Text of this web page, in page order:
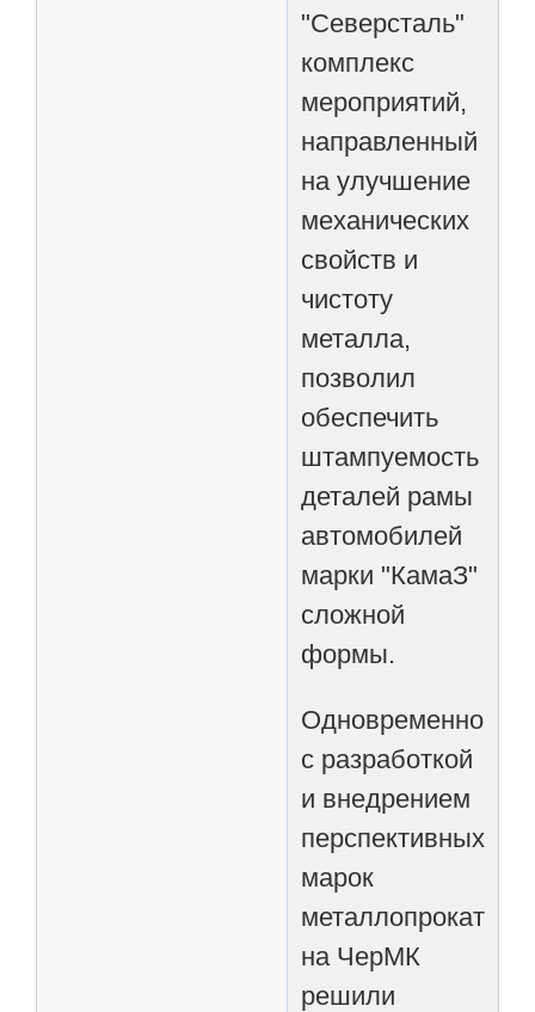
"Северсталь"
комплекс
мероприятий,
направленный
на улучшение
механических
свойств и
чистоту
металла,
позволил
обеспечить
штампуемость
деталей рамы
автомобилей
марки "КамаЗ"
сложной
формы.
Одновременно
с разработкой
и внедрением
перспективных
марок
металлопроката
на ЧерМК
решили